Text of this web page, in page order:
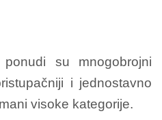
su mnogobrojni
i jednostavno
visoke kategorije.